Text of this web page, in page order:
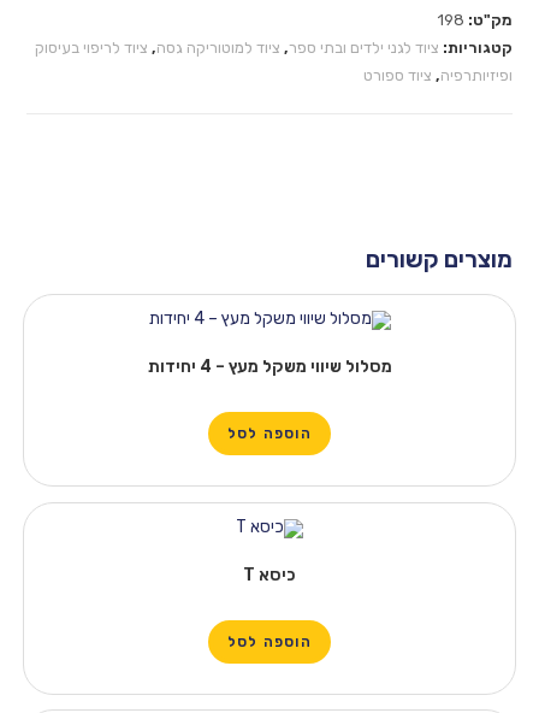
מק"ט: 198
קטגוריות: ציוד לגני ילדים ובתי ספר, ציוד למוטוריקה גסה, ציוד לריפוי בעיסוק
ופיזיותרפיה, ציוד ספורט
מוצרים קשורים
מסלול שיווי משקל מעץ – 4 יחידות
הוספה לסל
כיסא T
הוספה לסל